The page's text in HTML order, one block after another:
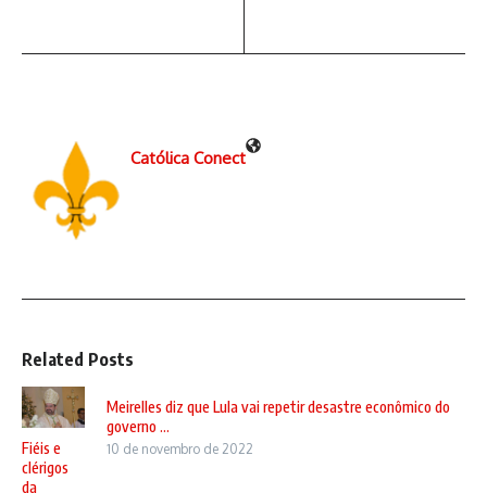
Católica Conect
Related Posts
Fiéis e
clérigos
da
Meirelles diz que Lula vai repetir desastre econômico do
governo ...
10 de novembro de 2022